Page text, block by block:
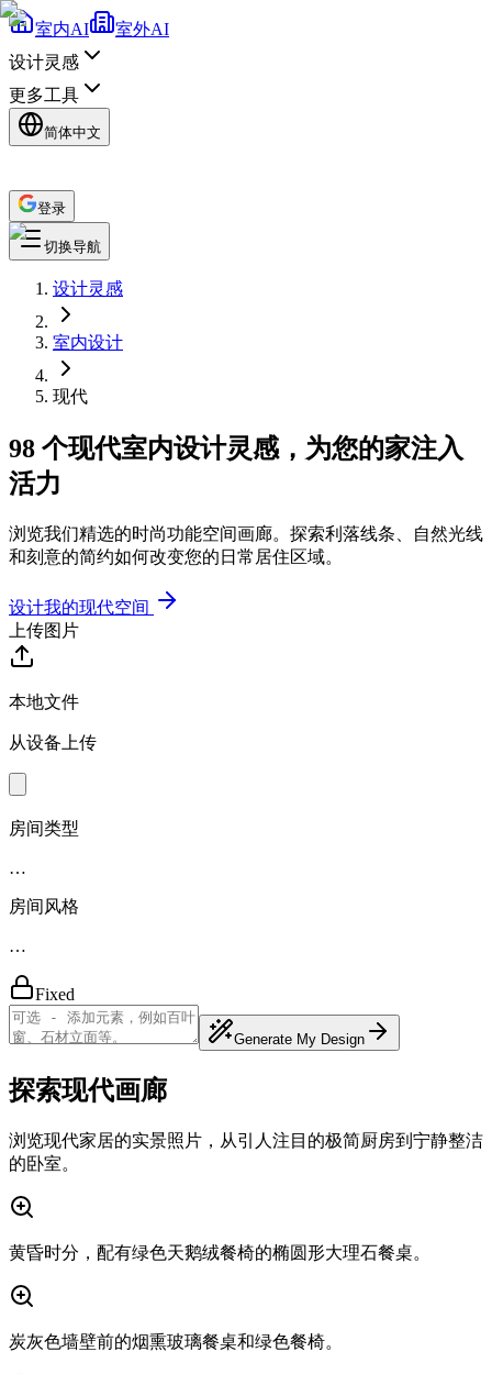
室内AI
室外AI
设计灵感
更多工具
简体中文
登录
切换导航
设计灵感
室内设计
现代
98 个现代室内设计灵感，为您的家注入
活力
浏览我们精选的时尚功能空间画廊。探索利落线条、自然光线
和刻意的简约如何改变您的日常居住区域。
设计我的现代空间
上传图片
本地文件
从设备上传
房间类型
…
房间风格
…
Fixed
Generate My Design
探索现代画廊
浏览现代家居的实景照片，从引人注目的极简厨房到宁静整洁
的卧室。
黄昏时分，配有绿色天鹅绒餐椅的椭圆形大理石餐桌。
炭灰色墙壁前的烟熏玻璃餐桌和绿色餐椅。